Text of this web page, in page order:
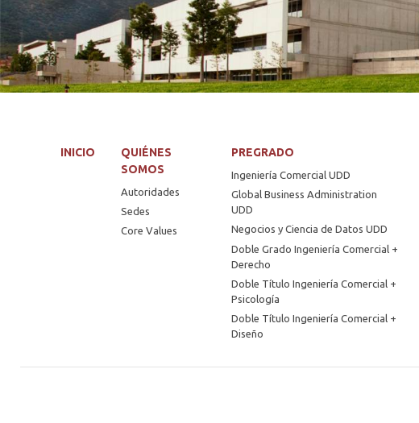
INICIO
QUIÉNES
SOMOS
Autoridades
Sedes
Core Values
PREGRADO
Ingeniería Comercial UDD
Global Business Administration
UDD
Negocios y Ciencia de Datos UDD
Doble Grado Ingeniería Comercial +
Derecho
Doble Título Ingeniería Comercial +
Psicología
Doble Título Ingeniería Comercial +
Diseño